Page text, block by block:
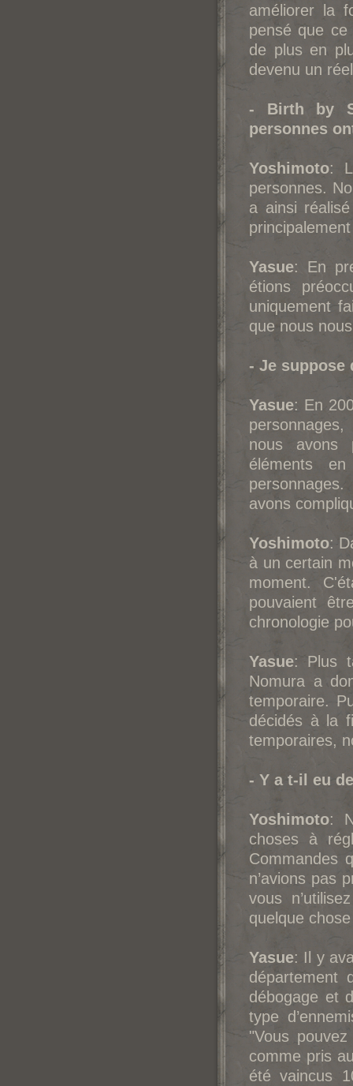
améliorer la
pensé que ce
de plus en
devenu un
- Birth by
personnes
Yoshimoto:
personnes.
a ainsi
Yasue: En
étions
uniquement
que nous
- Je suppose
Yasue: En
nous avons
éléments
avons
Yoshimoto:
à un certain
moment.
pouvaient
chronologie
Yasue: Plus
Nomura a
temporaire.
décidés à la
temporaires,
- Y a t-il eu
Yoshimoto:
choses à
Commandes
n’avions pas
vous
quelque
Yasue: Il y
département
débogage et
type
"Vous
comme pris
été vaincus